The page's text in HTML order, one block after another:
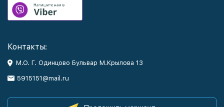
Контакты:
М.О. Г. Одинцово Бульвар М.Крылова 13
5915151@mail.ru